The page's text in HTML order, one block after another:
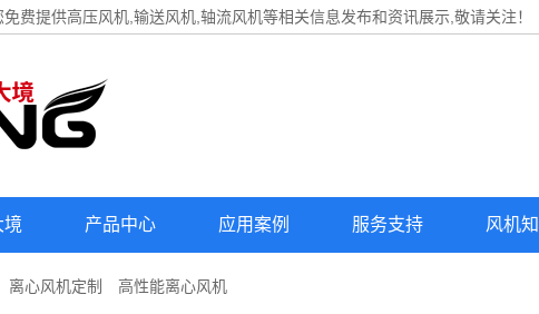
免费提供高压风机 ,输送风机,轴流风机等相关信息发布和资讯展示,敬请关注！
境 产品中心 应用案例 服务支持 风机
离心风机定制 高性能离心风机